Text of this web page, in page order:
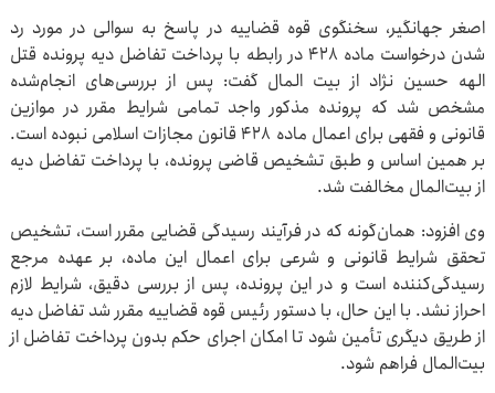
اصغر جهانگیر، سخنگوی قوه قضاییه در پاسخ به سوالی در مورد رد
شدن درخواست ماده ۴۲۸ در رابطه با پرداخت تفاضل دیه پرونده قتل
الهه حسین نژاد از بیت المال گفت: پس از بررسی‌های انجام‌شده
مشخص شد که پرونده مذکور واجد تمامی شرایط مقرر در موازین
قانونی و فقهی برای اعمال ماده ۴۲۸ قانون مجازات اسلامی نبوده است.
بر همین اساس و طبق تشخیص قاضی پرونده، با پرداخت تفاضل دیه
از بیت‌المال مخالفت شد.
وی افزود: همان‌گونه که در فرآیند رسیدگی قضایی مقرر است، تشخیص
تحقق شرایط قانونی و شرعی برای اعمال این ماده، بر عهده مرجع
رسیدگی‌کننده است و در این پرونده، پس از بررسی دقیق، شرایط لازم
احراز نشد. با این حال، با دستور رئیس قوه قضاییه مقرر شد تفاضل دیه
از طریق دیگری تأمین شود تا امکان اجرای حکم بدون پرداخت تفاضل از
بیت‌المال فراهم شود.